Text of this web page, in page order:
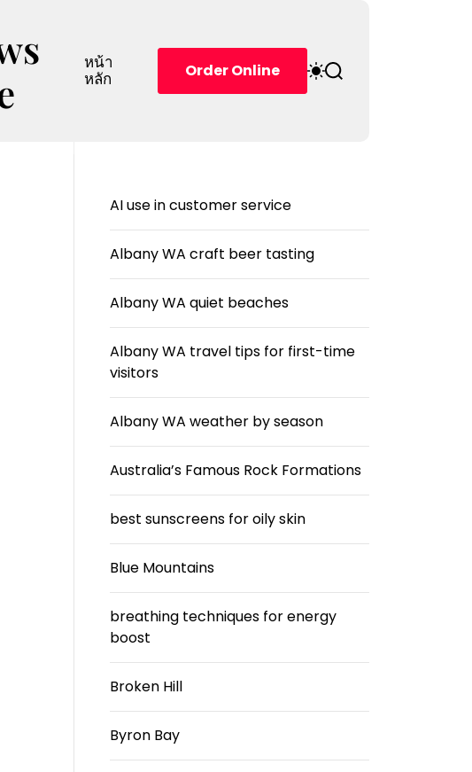
หน้า
หลัก Order Online
S
o
o
S
AI use in customer service
Albany WA craft beer tasting
Albany WA quiet beaches
Albany WA travel tips for first-time
visitors
Albany WA weather by season
Australia’s Famous Rock Formations
best sunscreens for oily skin
Blue Mountains
breathing techniques for energy
boost
Broken Hill
Byron Bay